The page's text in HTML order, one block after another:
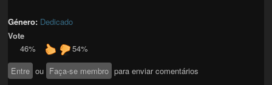
Género: Dedicado
Vote
46%
54%
Entre ou Faça-se membro para enviar comentários